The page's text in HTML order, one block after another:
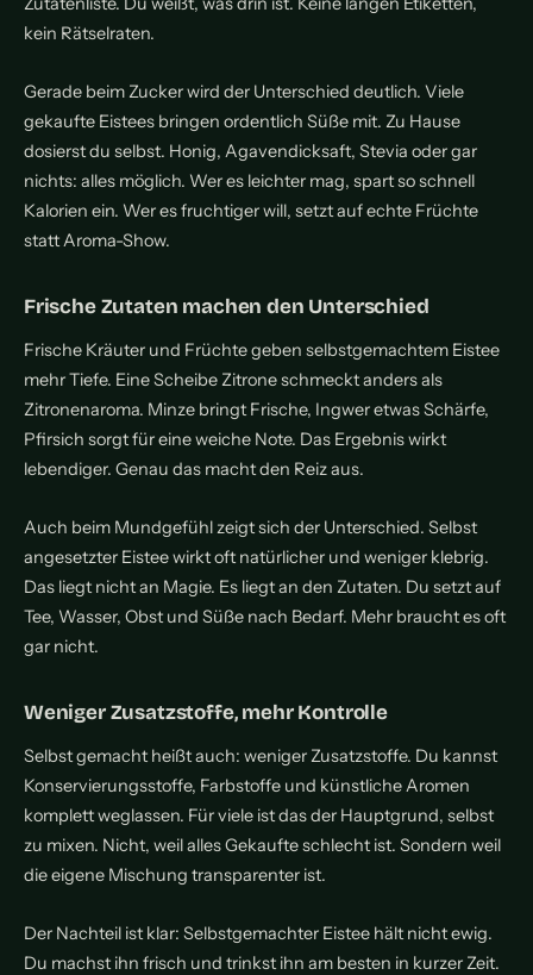
kein Rätselraten.
Gerade beim Zucker wird der Unterschied deutlich. Viele
gekaufte Eistees bringen ordentlich Süße mit. Zu Hause
dosierst du selbst. Honig, Agavendicksaft, Stevia oder gar
nichts: alles möglich. Wer es leichter mag, spart so schnell
Kalorien ein. Wer es fruchtiger will, setzt auf echte Früchte
statt Aroma-Show.
Frische Zutaten machen den Unterschied
Frische Kräuter und Früchte geben selbstgemachtem Eistee
mehr Tiefe. Eine Scheibe Zitrone schmeckt anders als
Zitronenaroma. Minze bringt Frische, Ingwer etwas Schärfe,
Pfirsich sorgt für eine weiche Note. Das Ergebnis wirkt
lebendiger. Genau das macht den Reiz aus.
Auch beim Mundgefühl zeigt sich der Unterschied. Selbst
angesetzter Eistee wirkt oft natürlicher und weniger klebrig.
Das liegt nicht an Magie. Es liegt an den Zutaten. Du setzt auf
Tee, Wasser, Obst und Süße nach Bedarf. Mehr braucht es oft
gar nicht.
Weniger Zusatzstoffe, mehr Kontrolle
Selbst gemacht heißt auch: weniger Zusatzstoffe. Du kannst
Konservierungsstoffe, Farbstoffe und künstliche Aromen
komplett weglassen. Für viele ist das der Hauptgrund, selbst
zu mixen. Nicht, weil alles Gekaufte schlecht ist. Sondern weil
die eigene Mischung transparenter ist.
Der Nachteil ist klar: Selbstgemachter Eistee hält nicht ewig.
Du machst ihn frisch und trinkst ihn am besten in kurzer Zeit.